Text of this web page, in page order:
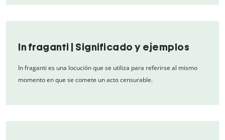
In fraganti | Significado y ejemplos
In fraganti es una locución que se utiliza para referirse al mismo
momento en que se comete un acto censurable.